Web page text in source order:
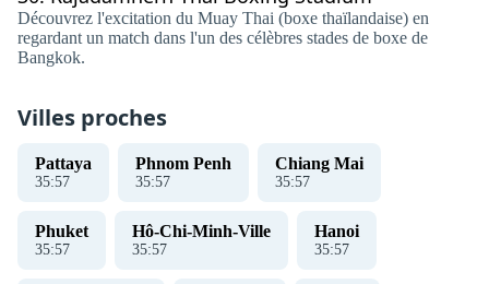
Découvrez l'excitation du Muay Thai (boxe thaïlandaise) en
regardant un match dans l'un des célèbres stades de boxe de
Bangkok.
Villes proches
Pattaya
35:58
Phnom Penh
35:58
Chiang Mai
35:58
Phuket
35:58
Hô-Chi-Minh-Ville
35:58
Hanoi
35:58